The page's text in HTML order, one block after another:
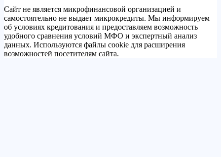
Сайт не является микрофинансовой организацией и
самостоятельно не выдает микрокредиты. Мы информируем
об условиях кредитования и предоставляем возможность
удобного сравнения условий МФО и экспертный анализ
данных. Используются файлы cookie для расширения
возможностей посетителям сайта.